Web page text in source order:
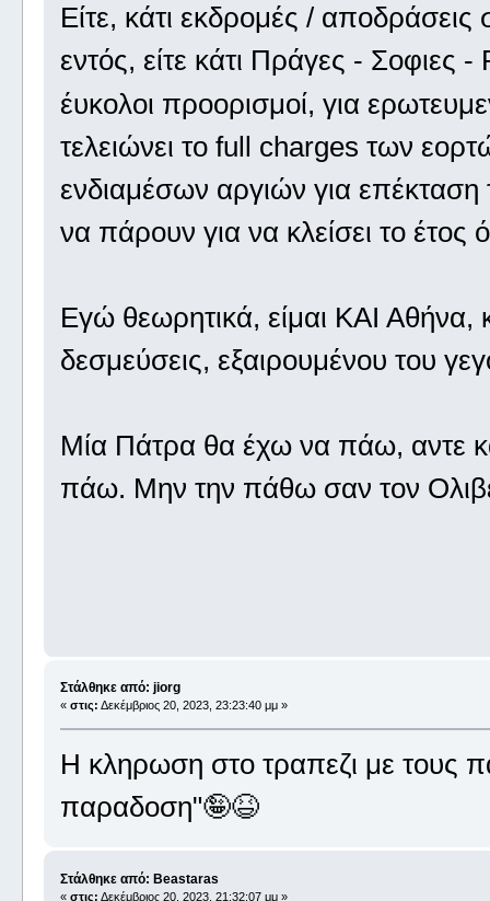
Είτε, κάτι εκδρομές /
εντός, είτε κάτι Πράγες - Σοφιες
έυκολοι προορισμοί, για
τελειώνει το full charges των
ενδιαμέσων αργιών για επέκταση
να πάρουν για να κλείσει το
Εγώ θεωρητικά, είμαι ΚΑΙ
δεσμεύσεις, εξαιρουμένου του
Μία Πάτρα θα έχω να πάω, αντε
πάω. Μην την πάθω σαν τον
Στάλθηκε από: jiorg
« στις: Δεκέμβριος 20, 2023, 23:23:40 μμ »
Η κληρωση στο τραπεζι με τους
παραδοση"🤪😆
Στάλθηκε από: Beastaras
« στις: Δεκέμβριος 20, 2023, 21:32:07 μμ »